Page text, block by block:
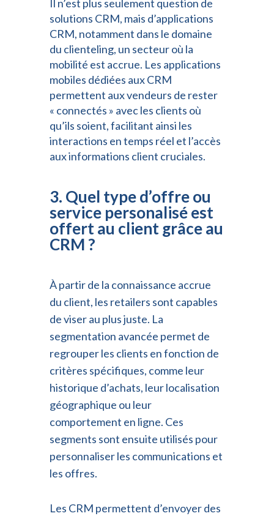
Il n’est plus seulement question de
solutions CRM, mais d’applications
CRM, notamment dans le domaine
du clienteling, un secteur où la
mobilité est accrue. Les applications
mobiles dédiées aux CRM
permettent aux vendeurs de rester
« connectés » avec les clients où
qu’ils soient, facilitant ainsi les
interactions en temps réel et l’accès
aux informations client cruciales.
3. Quel type d’offre ou
service personalisé est
offert au client grâce au
CRM ?
À partir de la connaissance accrue
du client, les retailers sont capables
de viser au plus juste. La
segmentation avancée permet de
regrouper les clients en fonction de
critères spécifiques, comme leur
historique d’achats, leur localisation
géographique ou leur
comportement en ligne. Ces
segments sont ensuite utilisés pour
personnaliser les communications et
les offres.
Les CRM permettent d’envoyer des